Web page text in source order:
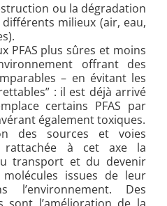
ou la dégradation
différents milieux (air, eau,
PFAS plus sûres et moins
offrant des
– en évitant les
: il est déjà arrivé
certains PFAS par
également toxiques.
des sources et voies
rattachée à cet axe la
transport et du devenir
issues de leur
l’environnement. Des